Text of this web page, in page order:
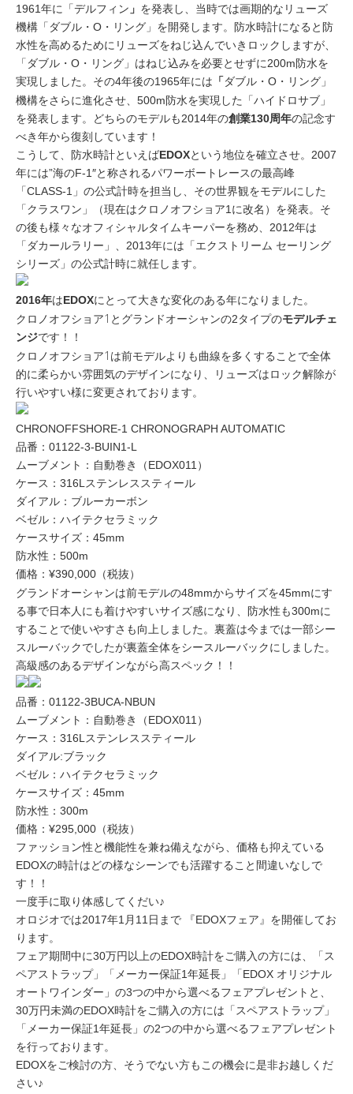
1961年に「デルフィン 」 を発表し、当時では画期的なリューズ
機構「ダブル・O・リング」を開発します。防水時計になると防
水性を高めるためにリューズをねじ込んでいきロックしますが、
「ダブル・O・リング」はねじ込みを必要とせずに200m防水を
実現しました。その4年後の1965年には 「ダブル・O・リング」
機構をさらに進化させ、500m防水を実現した「ハイドロサブ 」
を発表します。どちらのモデルも2014年の創業130周年の記念す
べき年から復刻しています！
こうして、防水時計といえばEDOXという地位を確立させ。2007
年には”海のF-1″と称されるパワーボートレースの最高峰
「CLASS-1」の公式計時を担当し、その世界観をモデルにした
「クラスワン」（現在はクロノオフショア1に改名）を発表。そ
の後も様々なオフィシャルタイムキーパーを務め、2012年は
「ダカールラリー」、2013年には「エクストリーム セーリング
シリーズ」の公式計時に就任します。
2016年はEDOXにとって大きな変化のある年になりました。
クロノオフショア1 と グランドオーシャンの2タイプのモデルチェ
ンジです！！
クロノオフショア1 は前モデルよりも曲線を多くすることで全体
的に柔らかい雰囲気のデザインになり、リューズはロック解除が
行いやすい様に変更されております。
CHRONOFFSHORE-1 CHRONOGRAPH AUTOMATIC
品番：01122-3-BUIN1-L
ムーブメント：自動巻き（EDOX011）
ケース：316Lステンレススティール
ダイアル：ブルーカーボン
ベゼル：ハイテクセラミック
ケースサイズ：45mm
防水性：500m
価格：¥390,000（税抜）
グランドオーシャンは前モデルの48mmからサイズを45mmにす
る事で日本人にも着けやすいサイズ感になり、防水性も300mに
することで使いやすさも向上しました。裏蓋は今までは一部シー
スルーバックでしたが裏蓋全体をシースルーバックにしました。
高級感のあるデザインながら高スペック！！
品番：01122-3BUCA-NBUN
ムーブメント：自動巻き（EDOX011）
ケース：316Lステンレススティール
ダイアル:ブラック
ベゼル：ハイテクセラミック
ケースサイズ：45mm
防水性：300m
価格：¥295,000（税抜）
ファッション性と機能性を兼ね備えながら、価格も抑えている
EDOXの時計はどの様なシーンでも活躍すること間違いなしで
す！！
一度手に取り体感してくだい♪
オロジオでは2017年1月11日まで 『EDOXフェア』を開催してお
ります。
フェア期間中に30万円以上のEDOX時計をご購入の方には、「ス
ペアストラップ」「メーカー保証1年延長」「EDOX オリジナル
オートワインダー」の3つの中から選べるフェアプレゼントと、
30万円未満のEDOX時計をご購入の方には「スペアストラップ」
「メーカー保証1年延長」の2つの中から選べるフェアプレゼント
を行っております。
EDOXをご検討の方、そうでない方もこの機会に是非お越しくだ
さい♪